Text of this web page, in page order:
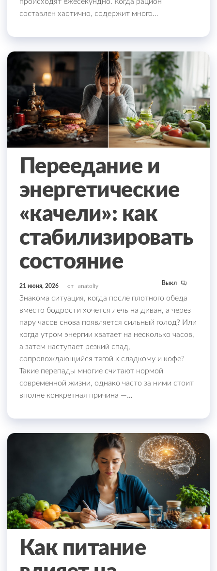
составлен хаотично, содержит много…
Переедание и
энергетические
«качели»: как
стабилизировать
состояние
21 июня, 2026 от anatoliy Выкл
Знакома ситуация, когда после плотного обеда
вместо бодрости хочется лечь на диван, а через
пару часов снова появляется сильный голод? Или
когда утром энергии хватает на несколько часов,
а затем наступает резкий спад,
сопровождающийся тягой к сладкому и кофе?
Такие перепады многие считают нормой
современной жизни, однако часто за ними стоит
вполне конкретная причина —…
Как питание